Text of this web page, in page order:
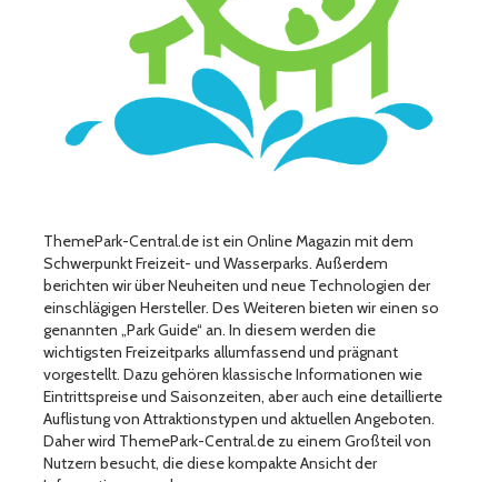
ThemePark-Central.de ist ein Online Magazin mit dem
Schwerpunkt Freizeit- und Wasserparks. Außerdem
berichten wir über Neuheiten und neue Technologien der
einschlägigen Hersteller. Des Weiteren bieten wir einen so
genannten „Park Guide“ an. In diesem werden die
wichtigsten Freizeitparks allumfassend und prägnant
vorgestellt. Dazu gehören klassische Informationen wie
Eintrittspreise und Saisonzeiten, aber auch eine detaillierte
Auflistung von Attraktionstypen und aktuellen Angeboten.
Daher wird ThemePark-Central.de zu einem Großteil von
Nutzern besucht, die diese kompakte Ansicht der